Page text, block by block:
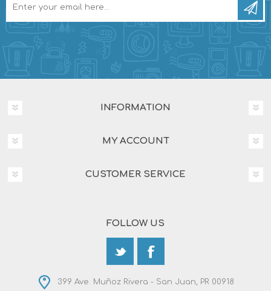
INFORMATION
MY ACCOUNT
CUSTOMER SERVICE
FOLLOW US
399 Ave. Muñoz Rivera - San Juan, PR 00918